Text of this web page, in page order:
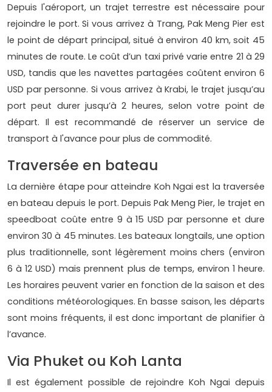
Depuis l'aéroport, un trajet terrestre est nécessaire pour
rejoindre le port. Si vous arrivez à Trang, Pak Meng Pier est
le point de départ principal, situé à environ 40 km, soit 45
minutes de route. Le coût d’un taxi privé varie entre 21 à 29
USD, tandis que les navettes partagées coûtent environ 6
USD par personne. Si vous arrivez à Krabi, le trajet jusqu’au
port peut durer jusqu’à 2 heures, selon votre point de
départ. Il est recommandé de réserver un service de
transport à l'avance pour plus de commodité.
Traversée en bateau
La dernière étape pour atteindre Koh Ngai est la traversée
en bateau depuis le port. Depuis Pak Meng Pier, le trajet en
speedboat coûte entre 9 à 15 USD par personne et dure
environ 30 à 45 minutes. Les bateaux longtails, une option
plus traditionnelle, sont légèrement moins chers (environ
6 à 12 USD) mais prennent plus de temps, environ 1 heure.
Les horaires peuvent varier en fonction de la saison et des
conditions météorologiques. En basse saison, les départs
sont moins fréquents, il est donc important de planifier à
l’avance.
Via Phuket ou Koh Lanta
Il est également possible de rejoindre Koh Ngai depuis